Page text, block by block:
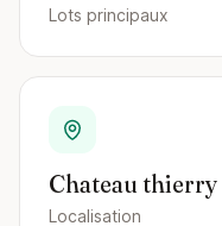
Lots principaux
Chateau thierry
Localisation